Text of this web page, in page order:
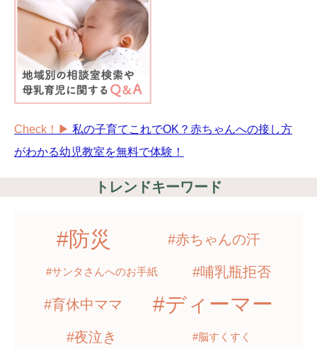
Check！▶︎ 私の子育てこれでOK？赤ちゃんへの接し方
がわかる幼児教室を無料で体験！
トレンドキーワード
#防災 #赤ちゃんの汗
#サンタさんへのお手紙 #哺乳瓶拒否
#育休中ママ #ディーマー
#夜泣き #脳すくすく